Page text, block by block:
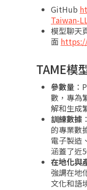
GitHub
Taiwan-
模型聊天
面
TAME模
參數量
數，專為
解和生成
訓練數據
的專業數
電子製造
涵蓋了近
在地化與
強調在地
文化和語